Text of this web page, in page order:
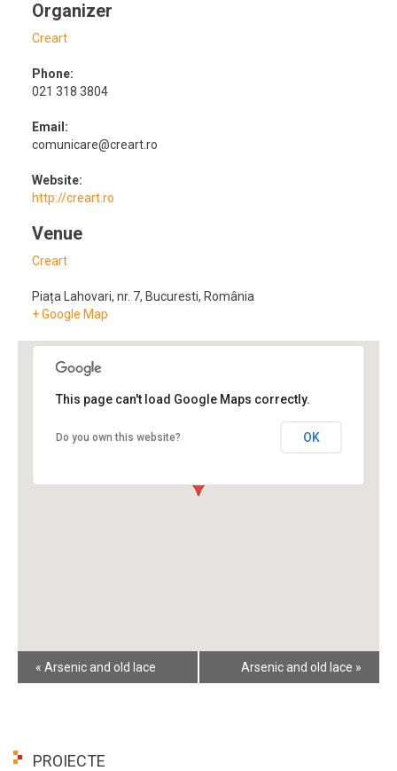
Organizer
Creart
Phone:
021 318 3804
Email:
comunicare@creart.ro
Website:
http://creart.ro
Venue
Creart
Piața Lahovari, nr. 7, Bucuresti, România
+ Google Map
This page can't load Google Maps correctly.
Do you own this website? OK
Event
Navigation
« Arsenic and old lace Arsenic and old lace »
PROIECTE